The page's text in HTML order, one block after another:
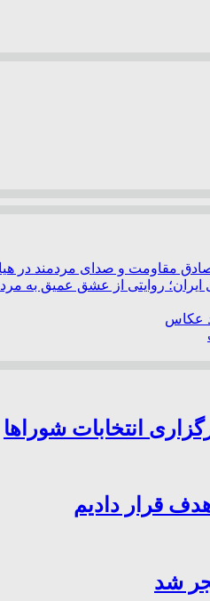
مقاومت و صدای مردمند در
روایتی از عشق عمیق به
انتخابات شوراها
قرار دادیم
شد